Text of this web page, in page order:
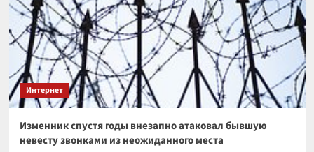
Интернет
Изменник спустя годы внезапно атаковал бывшую
невесту звонками из неожиданного места